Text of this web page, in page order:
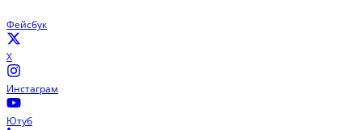
Фейсбук
X
Инстаграм
Ютуб